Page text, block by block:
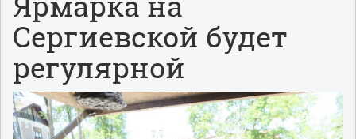
Сергиевской будет
регулярной